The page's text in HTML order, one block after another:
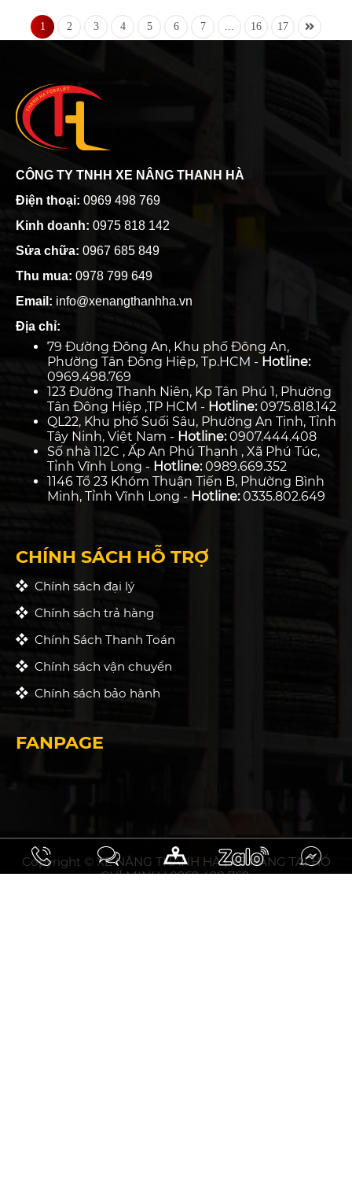
1 2 3 4 5 6 7 16 17
CÔNG TY TNHH XE NÂNG THANH HÀ
Điện thoại: 0969 498 769
Kinh doanh: 0975 818 142
Sửa chữa: 0967 685 849
Thu mua: 0978 799 649
Email: info@xenangthanhha.vn
Địa chỉ:
79 Đường Đông An, Khu phố Đông An,
Phường Tân Đông Hiệp, Tp.HCM - Hotline:
0969.498.769
123 Đường Thanh Niên, Kp Tân Phú 1, Phường
Tân Đông Hiệp ,TP HCM - Hotline:0975.818.142
QL22, Khu phố Suối Sâu, Phường An Tịnh, Tỉnh
Tây Ninh, Việt Nam - Hotline:0907.444.408
Số nhà 112C , Ấp An Phú Thạnh , Xã Phú Túc,
Tỉnh Vĩnh Long - Hotline:0989.669.352
1146 Tổ 23 Khóm Thuận Tiến B, Phường Bình
Minh, Tỉnh Vĩnh Long - Hotline:0335.802.649
CHÍNH SÁCH HỖ TRỢ
Chính sách đại lý
Chính sách trả hàng
Chính Sách Thanh Toán
Chính sách vận chuyển
Chính sách bảo hành
FANPAGE
Copyright © XE NÂNG THANH HÀ | XE NÂNG TẠI HỒ
CHÍ MINH | 0969 498 769.